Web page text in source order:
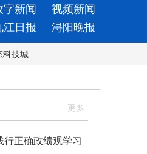
字新闻
视频新闻
江日报 浔阳晚报
科技城
正确政绩观学习